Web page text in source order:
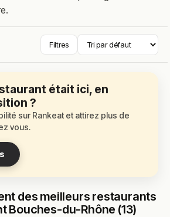
Filtres
était ici, en
?
sur Rankeat et attirez plus de
vous.
des meilleurs restaurants
Bouches-du-Rhône (13)